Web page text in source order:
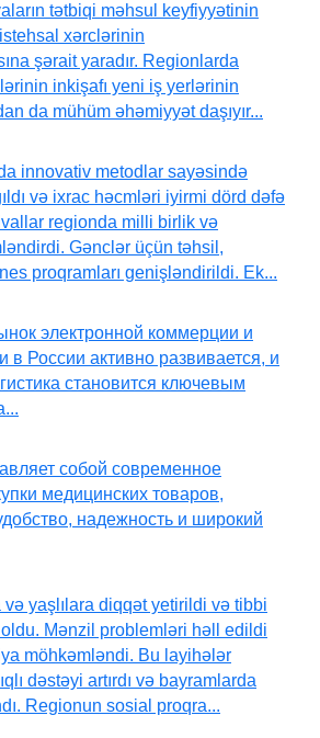
tətbiqi məhsul keyfiyyətinin
xərclərinin
şərait yaradır. Regionlarda
inkişafı yeni iş yerlərinin
da mühüm əhəmiyyət daşıyır...
innovativ metodlar sayəsində
və ixrac həcmləri iyirmi dörd dəfə
regionda milli birlik və
Gənclər üçün təhsil,
proqramları genişləndirildi. Ek...
электронной коммерции и
в России активно развивается, и
становится ключевым
собой современное
медицинских товаров,
надежность и широкий
yaşlılara diqqət yetirildi və tibbi
Mənzil problemləri həll edildi
möhkəmləndi. Bu layihələr
dəstəyi artırdı və bayramlarda
Regionun sosial proqra...